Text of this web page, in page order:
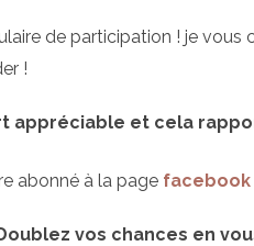
de participation ! je
!
appréciable et cela
abonné à la page facebook
vos chances en